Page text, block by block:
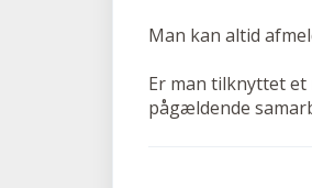
Man kan altid
Er man tilknyttet
pågældende